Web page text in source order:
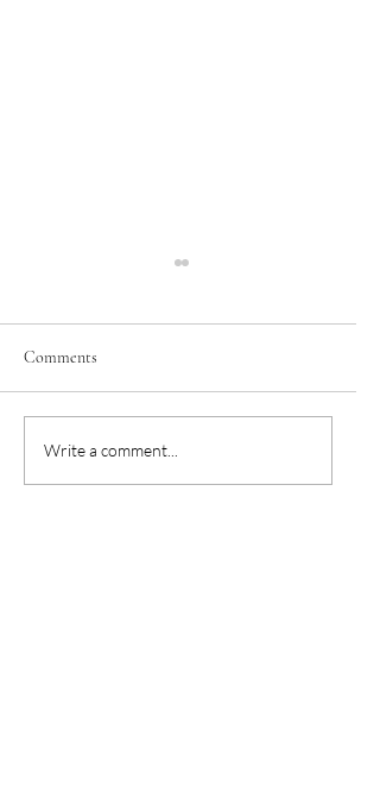
花五位數「進修」，我
Comments
Write a comment...